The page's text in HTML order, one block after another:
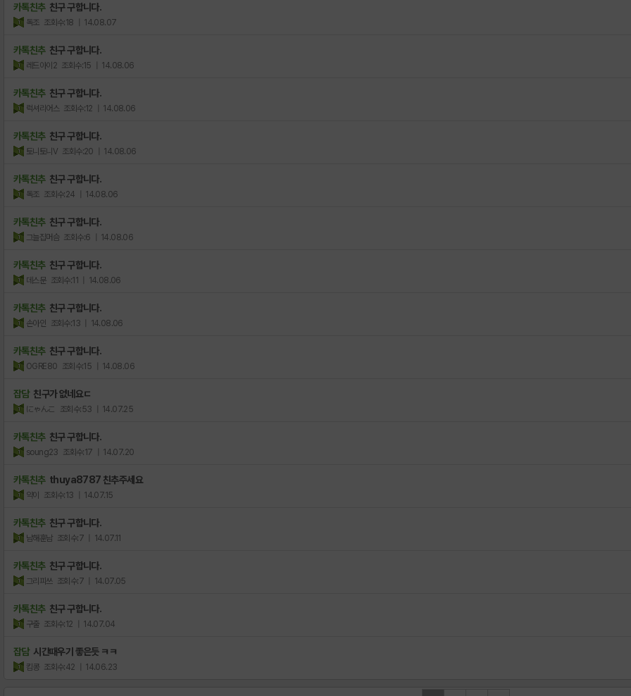
카톡친추 친구 구합니다.
독조 조회수:18 | 14.08.07
카톡친추 친구 구합니다.
레드아이2 조회수:15 | 14.08.06
카톡친추 친구 구합니다.
럭셔리어스 조회수:12 | 14.08.06
카톡친추 친구 구합니다.
토니토니V 조회수:20 | 14.08.06
카톡친추 친구 구합니다.
독조 조회수:24 | 14.08.06
카톡친추 친구 구합니다.
그늘집머슴 조회수:6 | 14.08.06
카톡친추 친구 구합니다.
데스문 조회수:11 | 14.08.06
카톡친추 친구 구합니다.
손아인 조회수:13 | 14.08.06
카톡친추 친구 구합니다.
OGRE80 조회수:15 | 14.08.06
잡담 친구가 없네요ㄷ
にゃんこ 조회수:53 | 14.07.25
카톡친추 친구 구합니다.
soung23 조회수:17 | 14.07.20
카톡친추 thuya8787 친추주세요
약이 조회수:13 | 14.07.15
카톡친추 친구 구합니다.
남해훈남 조회수:7 | 14.07.11
카톡친추 친구 구합니다.
그리피쓰 조회수:7 | 14.07.05
카톡친추 친구 구합니다.
구출 조회수:12 | 14.07.04
잡담 시간때우기 좋은듯 ㅋㅋ
킴콩 조회수:42 | 14.06.23